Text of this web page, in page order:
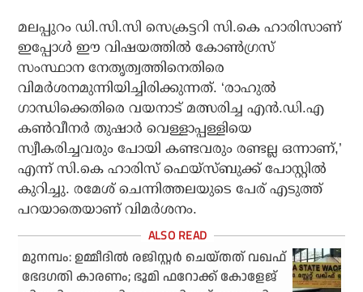
മലപ്പുറം ഡി.സി.സി സെക്രട്ടറി സി.കെ ഹാരിസാണ്
ഇപ്പോള്‍ ഈ വിഷയത്തില്‍ കോണ്‍ഗ്രസ്
സംസ്ഥാന നേതൃത്വത്തിനെതിരെ
വിമര്‍ശനമുന്നിയിച്ചിരിക്കുന്നത്. ‘രാഹുല്‍
ഗാന്ധിക്കെതിരെ വയനാട് മത്സരിച്ച എന്‍.ഡി.എ
കണ്‍വീനര്‍ തുഷാര്‍ വെള്ളാപ്പള്ളിയെ
സ്വീകരിച്ചവരും പോയി കണ്ടവരും രണ്ടല്ല ഒന്നാണ്,’
എന്ന് സി.കെ ഹാരിസ് ഫെയ്‌സ്ബുക്ക് പോസ്റ്റില്‍
കുറിച്ചു. രമേശ് ചെന്നിത്തലയുടെ പേര് എടുത്ത്
പറയാതെയാണ് വിമര്‍ശനം.
മുനമ്പം: ഉമ്മീദില്‍ രജിസ്റ്റര്‍ ചെയ്തത് വഖഫ്
ഭേദഗതി കാരണം; ഭൂമി ഫറോക്ക് കോളേജ്